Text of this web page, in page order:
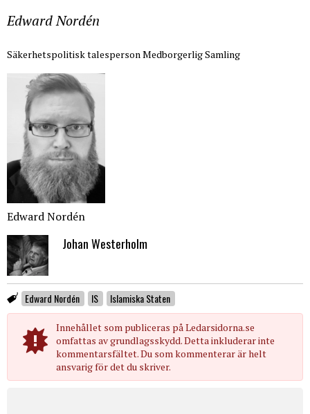
Edward Nordén
Säkerhetspolitisk talesperson Medborgerlig Samling
Edward Nordén
Johan Westerholm
Edward Nordén IS Islamiska Staten
Innehållet som publiceras på Ledarsidorna.se
omfattas av grundlagsskydd. Detta inkluderar inte
kommentarsfältet. Du som kommenterar är helt
ansvarig för det du skriver.